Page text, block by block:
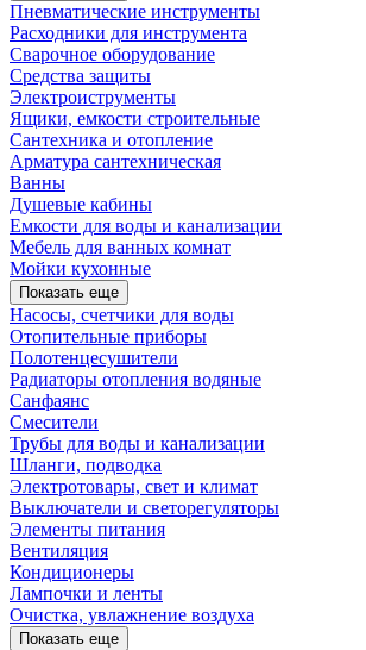
Пневматические инструменты
Расходники для инструмента
Сварочное оборудование
Средства защиты
Электроиструменты
Ящики, емкости строительные
Сантехника и отопление
Арматура сантехническая
Ванны
Душевые кабины
Емкости для воды и канализации
Мебель для ванных комнат
Мойки кухонные
Показать еще
Насосы, счетчики для воды
Отопительные приборы
Полотенцесушители
Радиаторы отопления водяные
Санфаянс
Смесители
Трубы для воды и канализации
Шланги, подводка
Электротовары, свет и климат
Выключатели и светорегуляторы
Элементы питания
Вентиляция
Кондиционеры
Лампочки и ленты
Очистка, увлажнение воздуха
Показать еще